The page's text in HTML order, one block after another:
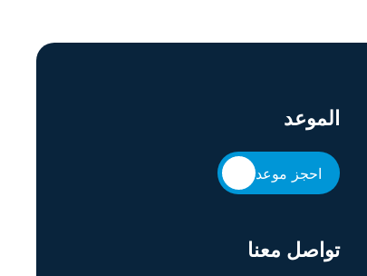
الموعد
احجز موعد
تواصل معنا